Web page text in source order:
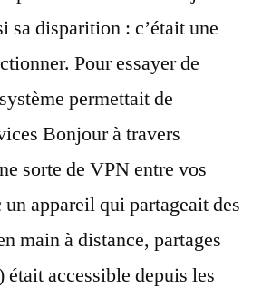
sa disparition : c’était une
Pour essayer de
permettait de
Bonjour à travers
sorte de VPN entre vos
appareil qui partageait des
main à distance, partages
accessible depuis les